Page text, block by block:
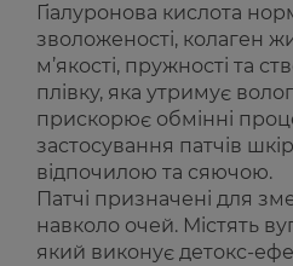
Гіалуронова кислота
зволоженості, колаген
м’якості, пружності та
плівку, яка утримує
прискорює обмінні
застосування патчів
відпочилою та сяючою.
Патчі призначені для
навколо очей. Містять
який виконує детокс-